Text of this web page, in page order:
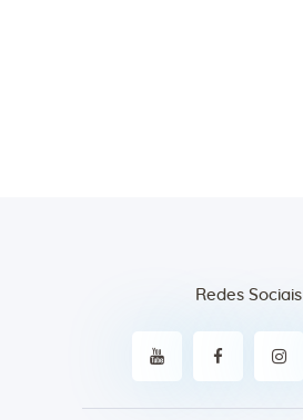
Redes Sociais